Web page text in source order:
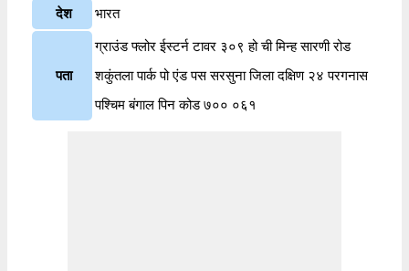
देश भारत
पता
ग्राउंड फ्लोर ईस्टर्न टावर ३०९ हो ची मिन्ह सारणी रोड
शकुंतला पार्क पो एंड पस सरसुना जिला दक्षिण २४ परगनास
पश्चिम बंगाल पिन कोड ७०० ०६१